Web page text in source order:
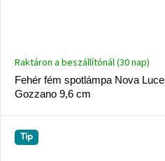
Fehér fém spotlámpa Nova Luce
Gozzano 9,6 cm
Raktáron a beszállítónál (30 nap)
Tip